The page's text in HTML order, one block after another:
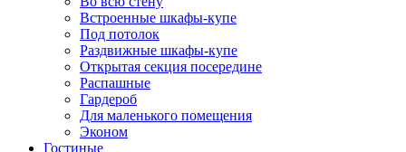
Встроенные шкафы-купе
Под потолок
Раздвижные шкафы-купе
Открытая секция посередине
Распашные
Гардероб
Для маленького помещения
Эконом
Гостиные